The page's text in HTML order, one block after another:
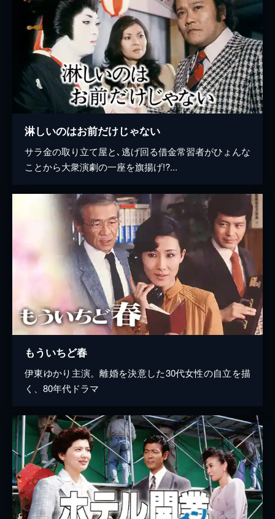
淋しいのはお前だけじゃない
サラ金の取り立て屋と､逃げ回る借金常習者がひょんな
ことから大衆演劇の一座を旗揚げ!?...
もういちど春
伊東ゆかり主演。離婚を決意した30代女性の自立を描
く、80年代ドラマ